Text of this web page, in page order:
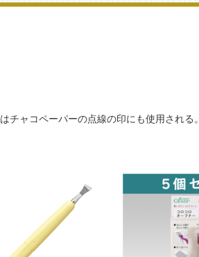
チャコペーパーの点線の印にも使用される。